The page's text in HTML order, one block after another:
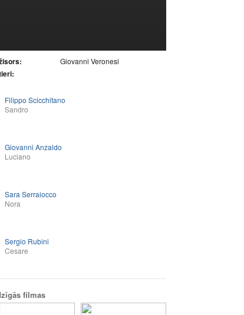
Giovanni Veronesi
Filippo Scicchitano
Sandro
Giovanni Anzaldo
Luciano
Sara Serraiocco
Nora
Sergio Rubini
Cesare
filmas